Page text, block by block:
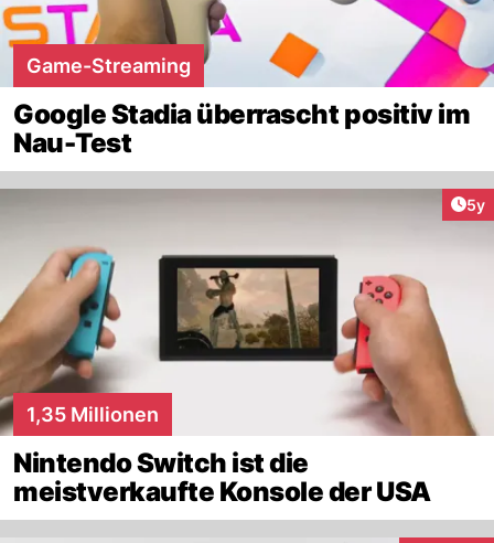
Game-Streaming
Google Stadia überrascht positiv im
Nau-Test
5y
1,35 Millionen
Nintendo Switch ist die
meistverkaufte Konsole der USA